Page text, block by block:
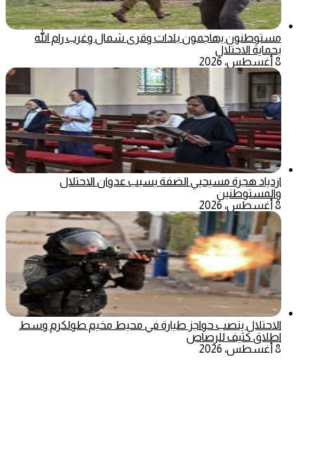
مستوطنون يهاجمون بلدات وقرى شمال وغرب رام الله
بحماية الاحتلال
8 أغسطس، 2026
ازدياد هجرة مسيحيي الضفة بسبب عدوان الاحتلال
والمستوطنين
8 أغسطس، 2026
الاحتلال ينصب حواجز طيارة في محيط مخيم طولكرم وسط
اطلاق كثيف للرصاص
8 أغسطس، 2026